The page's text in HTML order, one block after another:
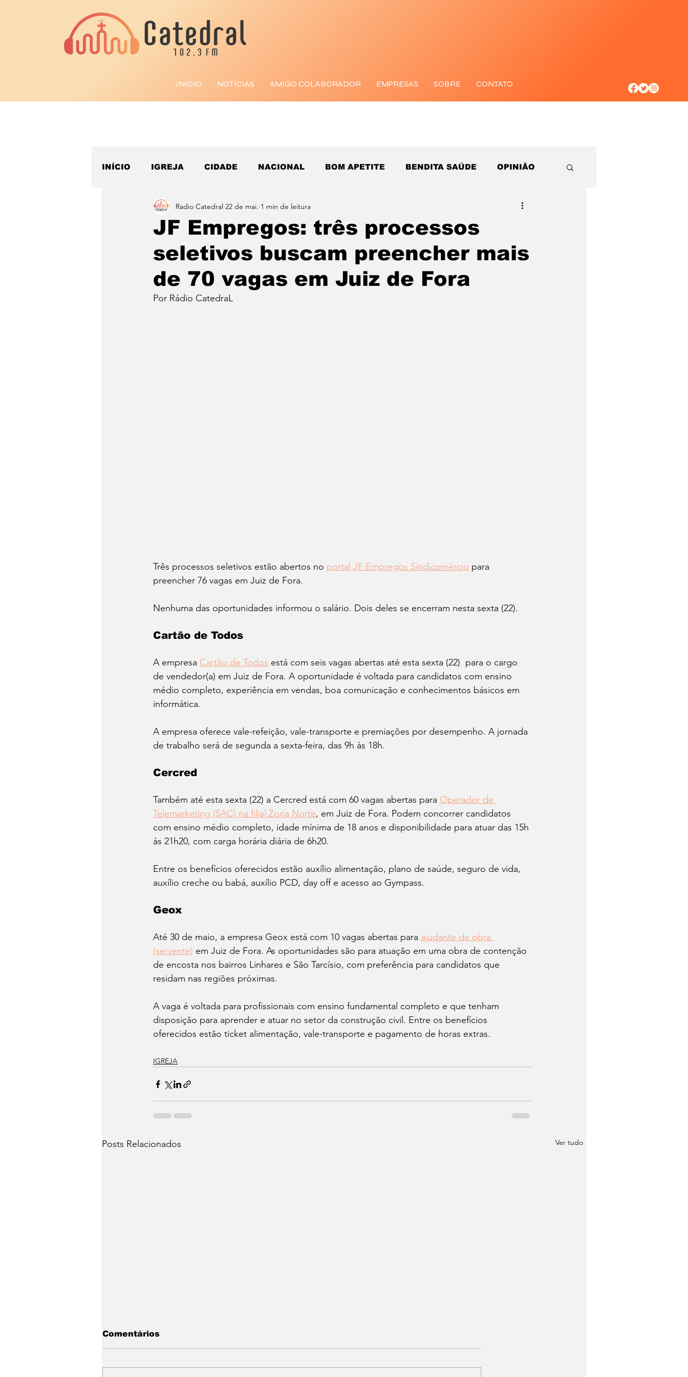
INÍCIO NOTÍCIAS AMIGO COLABORADOR EMPRESAS SOBRE CONTATO
INÍCIO IGREJA CIDADE NACIONAL BOM APETITE BENDITA SAÚDE OPINIÃO
ESPORTE
JF Empregos: três processos
seletivos buscam preencher mais
de 70 vagas em Juiz de Fora
Radio Catedral 22 de mai. 1 min de leitura
Por Rádio CatedraL
Três processos seletivos estão abertos no portal JF Empregos Sindicomércio para
preencher 76 vagas em Juiz de Fora.
Nenhuma das oportunidades informou o salário. Dois deles se encerram nesta sexta (22).
Cartão de Todos
A empresa Cartão de Todos está com seis vagas abertas até esta sexta (22)  para o cargo
de vendedor(a) em Juiz de Fora. A oportunidade é voltada para candidatos com ensino
médio completo, experiência em vendas, boa comunicação e conhecimentos básicos em
informática.
A empresa oferece vale-refeição, vale-transporte e premiações por desempenho. A jornada
de trabalho será de segunda a sexta-feira, das 9h às 18h.
Cercred
Também até esta sexta (22) a Cercred está com 60 vagas abertas para Operador de
Telemarketing (SAC) na filial Zona Norte, em Juiz de Fora. Podem concorrer candidatos
com ensino médio completo, idade mínima de 18 anos e disponibilidade para atuar das 15h
às 21h20, com carga horária diária de 6h20.
Entre os benefícios oferecidos estão auxílio alimentação, plano de saúde, seguro de vida,
auxílio creche ou babá, auxílio PCD, day off e acesso ao Gympass.
Geox
Até 30 de maio, a empresa Geox está com 10 vagas abertas para ajudante de obra
(servente) em Juiz de Fora. As oportunidades são para atuação em uma obra de contenção
de encosta nos bairros Linhares e São Tarcísio, com preferência para candidatos que
residam nas regiões próximas.
A vaga é voltada para profissionais com ensino fundamental completo e que tenham
disposição para aprender e atuar no setor da construção civil. Entre os benefícios
oferecidos estão ticket alimentação, vale-transporte e pagamento de horas extras.
IGREJA
Posts Relacionados Ver tudo
Comentários